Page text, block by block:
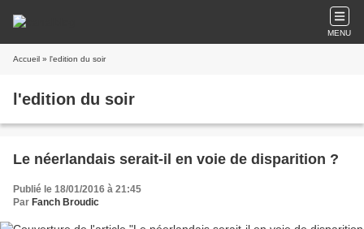
MENU
Accueil » l'edition du soir
l'edition du soir
Le néerlandais serait-il en voie de disparition ?
Publié le 18/01/2016 à 21:45
Par Fanch Broudic